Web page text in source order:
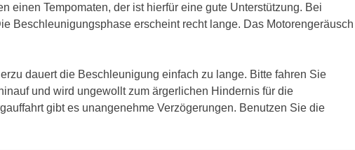
einen Tempomaten, der ist hierfür eine gute Unterstützung. Bei
Beschleunigungsphase erscheint recht lange. Das Motorengeräusch
dauert die Beschleunigung einfach zu lange. Bitte fahren Sie
und wird ungewollt zum ärgerlichen Hindernis für die
gibt es unangenehme Verzögerungen. Benutzen Sie die